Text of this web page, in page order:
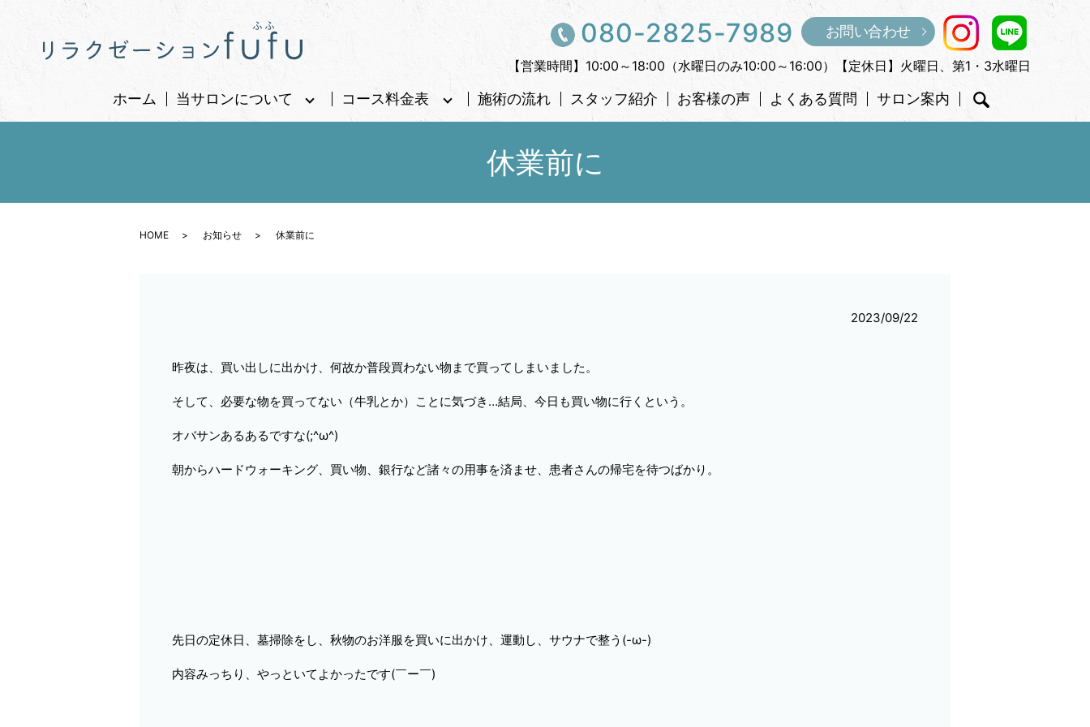
080-2825-7989 お問い合わせ
【営業時間】10:00～18:00（水曜日のみ10:00～16:00）【定休日】火曜日、第1・3水曜日
ホーム 当サロンについて コース料金表 施術の流れ スタッフ紹介 お客様の声 よくある質問 サロン案内
休業前に
HOME お知らせ 休業前に
2023/09/22
昨夜は、買い出しに出かけ、何故か普段買わない物まで買ってしまいました。
そして、必要な物を買ってない（牛乳とか）ことに気づき…結局、今日も買い物に行くという。
オバサンあるあるですな(;^ω^)
朝からハードウォーキング、買い物、銀行など諸々の用事を済ませ、患者さんの帰宅を待つばかり。
先日の定休日、墓掃除をし、秋物のお洋服を買いに出かけ、運動し、サウナで整う(-ω-)
内容みっちり、やっといてよかったです(￣ー￣)